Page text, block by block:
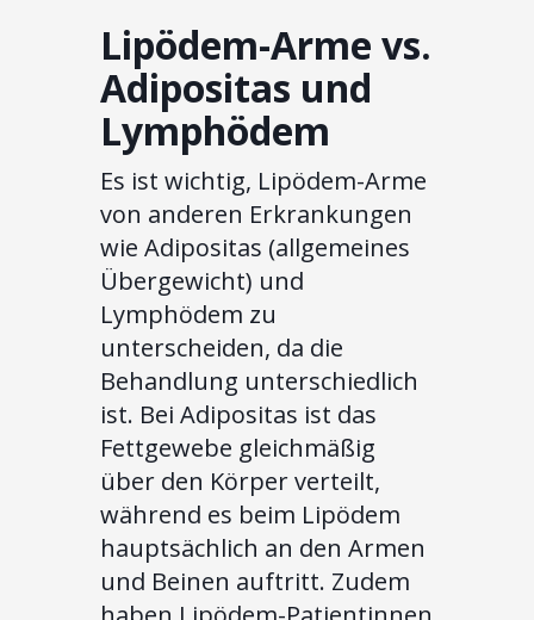
Lipödem-Arme vs.
Adipositas und
Lymphödem
Es ist wichtig, Lipödem-Arme
von anderen Erkrankungen
wie Adipositas (allgemeines
Übergewicht) und
Lymphödem zu
unterscheiden, da die
Behandlung unterschiedlich
ist. Bei Adipositas ist das
Fettgewebe gleichmäßig
über den Körper verteilt,
während es beim Lipödem
hauptsächlich an den Armen
und Beinen auftritt. Zudem